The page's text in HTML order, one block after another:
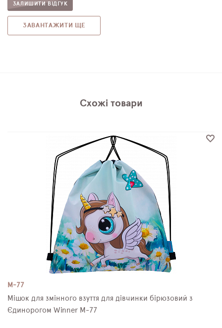
ЗАЛИШИТИ ВІДГУК
ЗАВАНТАЖИТИ ЩЕ
Схожі товари
M-77
Мішок для змінного взуття для дівчинки бірюзовий з
Єдинорогом Winner M-77